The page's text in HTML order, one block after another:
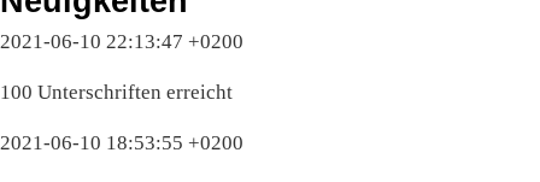
2021-06-10 22:13:47 +0200
100 Unterschriften erreicht
2021-06-10 18:53:55 +0200